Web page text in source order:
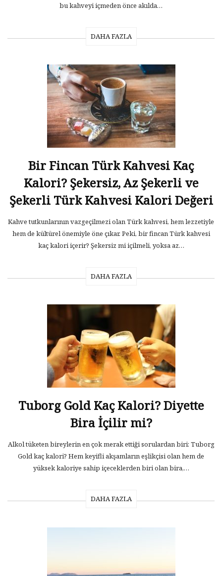
bu kahveyi içmeden önce akılda…
DAHA FAZLA
Bir Fincan Türk Kahvesi Kaç
Kalori? Şekersiz, Az Şekerli ve
Şekerli Türk Kahvesi Kalori Değeri
Kahve tutkunlarının vazgeçilmezi olan Türk kahvesi, hem lezzetiyle
hem de kültürel önemiyle öne çıkar. Peki, bir fincan Türk kahvesi
kaç kalori içerir? Şekersiz mi içilmeli, yoksa az…
DAHA FAZLA
Tuborg Gold Kaç Kalori? Diyette
Bira İçilir mi?
Alkol tüketen bireylerin en çok merak ettiği sorulardan biri: Tuborg
Gold kaç kalori? Hem keyifli akşamların eşlikçisi olan hem de
yüksek kaloriye sahip içeceklerden biri olan bira,…
DAHA FAZLA